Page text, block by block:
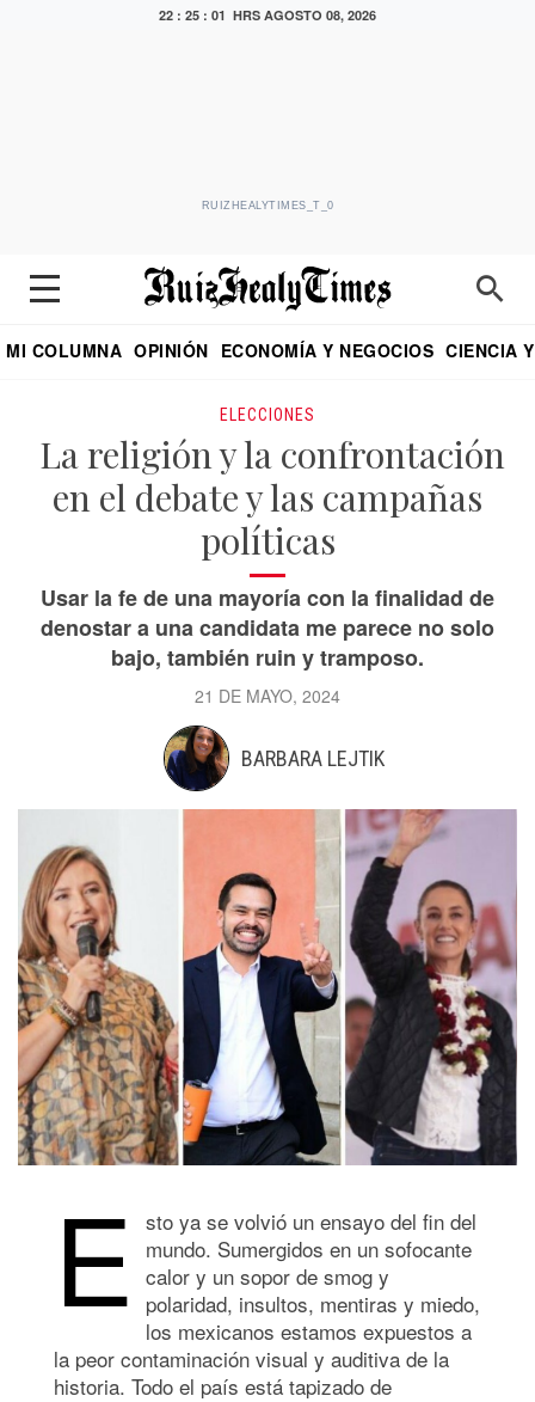
22 : 25 : 02 HRS AGOSTO 08, 2026
RUIZHEALYTIMES_T_0
MI COLUMNA OPINIÓN ECONOMÍA Y NEGOCIOS CIENCIA
ELECCIONES
La religión y la confrontación
en el debate y las campañas
políticas
Usar la fe de una mayoría con la finalidad de
denostar a una candidata me parece no solo
bajo, también ruin y tramposo.
21 DE MAYO, 2024
BARBARA LEJTIK
E sto ya se volvió un ensayo del fin del
mundo. Sumergidos en un sofocante
calor y un sopor de smog y
polaridad, insultos, mentiras y miedo,
los mexicanos estamos expuestos a
la peor contaminación visual y auditiva de la
historia. Todo el país está tapizado de